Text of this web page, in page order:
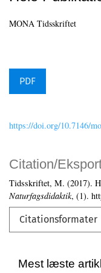
MONA Tidsskriftet
PDF
Citation/
Tidsskriftet, M. (2017).
Naturfagsdidaktik, (1).
Citationsformater
https://doi.org/10.7146/
Mest læste